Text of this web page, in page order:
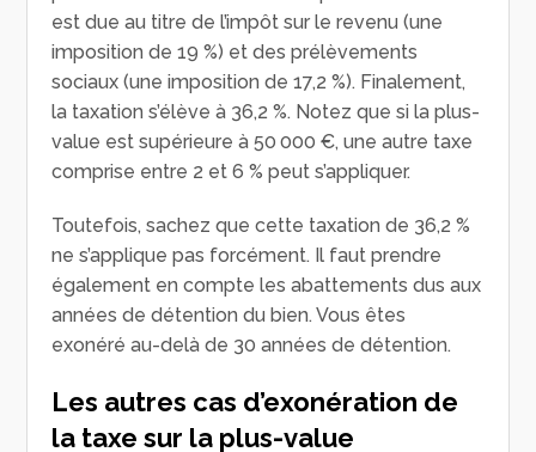
est due au titre de l’impôt sur le revenu (une
imposition de 19 %) et des prélèvements
sociaux (une imposition de 17,2 %). Finalement,
la taxation s’élève à 36,2 %. Notez que si la plus-
value est supérieure à 50 000 €, une autre taxe
comprise entre 2 et 6 % peut s’appliquer.
Toutefois, sachez que cette taxation de 36,2 %
ne s’applique pas forcément. Il faut prendre
également en compte les abattements dus aux
années de détention du bien. Vous êtes
exonéré au-delà de 30 années de détention.
Les autres cas d’exonération de
la taxe sur la plus-value